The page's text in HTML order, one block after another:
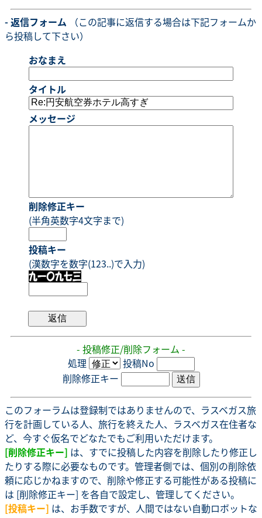
- 返信フォーム （この記事に返信する場合は下記フォームか
ら投稿して下さい）
おなまえ
タイトル
メッセージ
削除修正キー
(半角英数字4文字まで)
投稿キー
(漢数字を数字(123..)で入力)
- 投稿修正/削除フォーム -
処理
投稿No
削除修正キー
このフォーラムは登録制ではありませんので、ラスベガス旅
行を計画している人、旅行を終えた人、ラスベガス在住者な
ど、今すぐ仮名でどなたでもご利用いただけます。
[削除修正キー] は、すでに投稿した内容を削除したり修正し
たりする際に必要なものです。管理者側では、個別の削除依
頼に応じかねますので、削除や修正する可能性がある投稿に
は [削除修正キー] を各自で設定し、管理してください。
[投稿キー] は、お手数ですが、人間ではない自動ロボットな